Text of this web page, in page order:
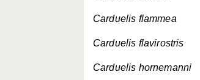
Carduelis flammea
Carduelis flavirostris
Carduelis hornemanni